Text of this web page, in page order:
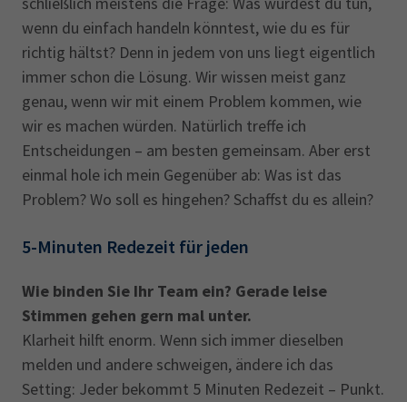
wenn du einfach handeln könntest, wie du es für
richtig hältst? Denn in jedem von uns liegt eigentlich
immer schon die Lösung. Wir wissen meist ganz
genau, wenn wir mit einem Problem kommen, wie
wir es machen würden. Natürlich treffe ich
Entscheidungen – am besten gemeinsam. Aber erst
einmal hole ich mein Gegenüber ab: Was ist das
Problem? Wo soll es hingehen? Schaffst du es allein?
5-Minuten Redezeit für jeden
Wie binden Sie Ihr Team ein? Gerade leise
Stimmen gehen gern mal unter.
Klarheit hilft enorm. Wenn sich immer dieselben
melden und andere schweigen, ändere ich das
Setting: Jeder bekommt 5 Minuten Redezeit – Punkt.